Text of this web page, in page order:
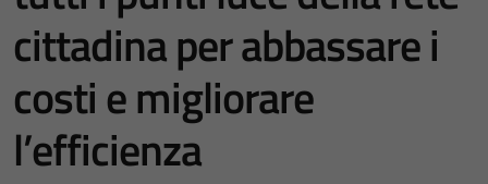
cittadina per abbassare i
costi e migliorare
l’efficienza